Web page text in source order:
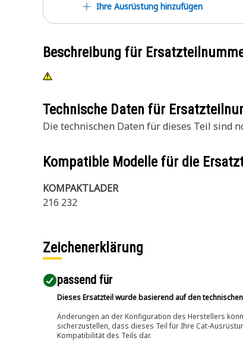
Ihre Ausrüstung hinzufügen
Beschreibung für
Technische Daten für
Die technischen Daten für dieses Teil sind
Kompatible Modelle für die
KOMPAKTLADER
216 232
Zeichenerklärung
passend für​
Dieses Ersatzteil wurde basierend auf den
Änderungen an der Konfiguration des Herstellers
sicherzustellen, dass dieses Teil für Ihre Cat-
Kompatibilität des Teils dar.